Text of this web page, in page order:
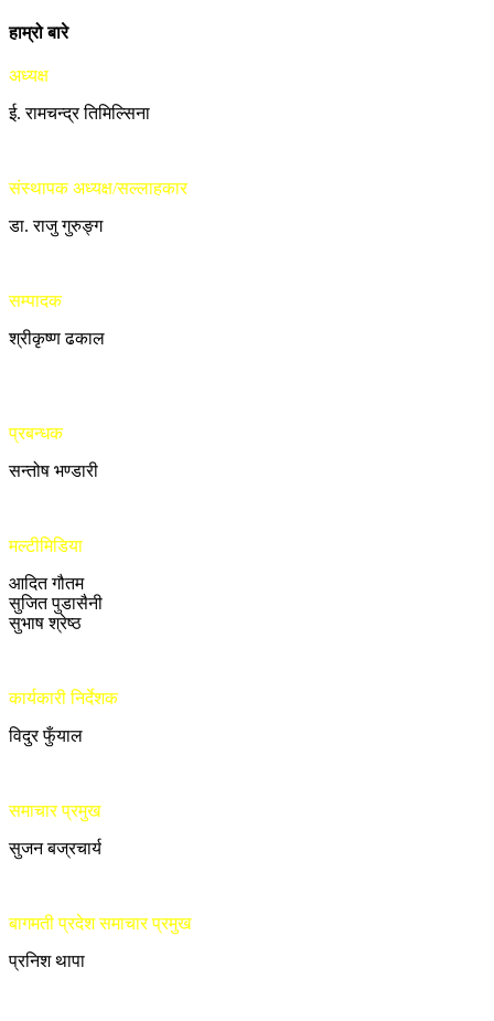
हाम्रो बारे
अध्यक्ष
ई. रामचन्द्र तिमिल्सिना
संस्थापक अध्यक्ष/सल्लाहकार
डा. राजु गुरुङ्ग
सम्पादक
श्रीकृष्ण ढकाल
प्रबन्धक
सन्तोष भण्डारी
मल्टीमिडिया
आदित गौतम
सुजित पुडासैनी
सुभाष श्रेष्ठ
कार्यकारी निर्देशक
विदुर फुँयाल
समाचार प्रमुख
सुजन बज्रचार्य
बागमती प्रदेश समाचार प्रमुख
प्रनिश थापा